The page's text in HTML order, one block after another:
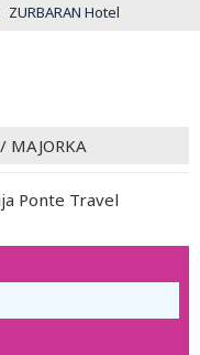
ZURBARAN Hotel
MAJORKA
Ponte Travel